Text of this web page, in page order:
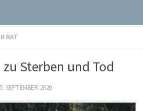
RAT
Sterben und Tod
SEPTEMBER 2020